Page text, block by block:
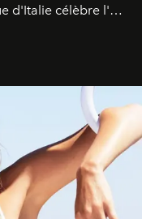
d'Italie célèbre l'art
intemporelle.